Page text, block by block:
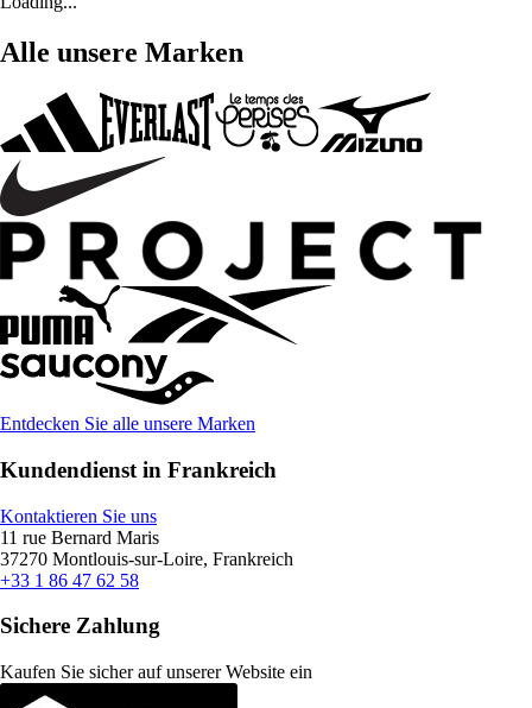
Alle unsere Marken
Entdecken Sie alle unsere Marken
Kundendienst in Frankreich
Kontaktieren Sie uns
11 rue Bernard Maris
37270 Montlouis-sur-Loire, Frankreich
+33 1 86 47 62 58
Sichere Zahlung
Kaufen Sie sicher auf unserer Website ein